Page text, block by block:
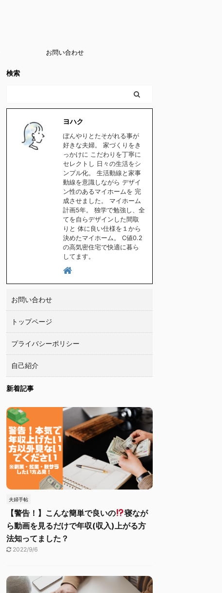
お問い合わせ
検索
ヨハク
ぼんやりとたそがれる事が
好きな夫婦。 家づくりをき
っかけに こだわりを丁寧に
セレクトし 日々の生活をシ
ンプル化。 生活動線と家事
動線を意識しながら デザイ
ン性のあるマイホームを 完
成させました。 マイホーム
計画5年。 独学で勉強し、全
てを自らデザインした間取
りと 体に良い仕様を１から
決めたマイホーム。 C値0.2
の高気密住宅で快適に暮ら
してます。
お問い合わせ
トップページ
プライバシーポリシー
自己紹介
新着記事
夫婦手帖
【警告！】こんな簡単で良いの
寝なが
ら動画を見るだけで年収(収入)上がる方
法知ってました？
2022/9/6